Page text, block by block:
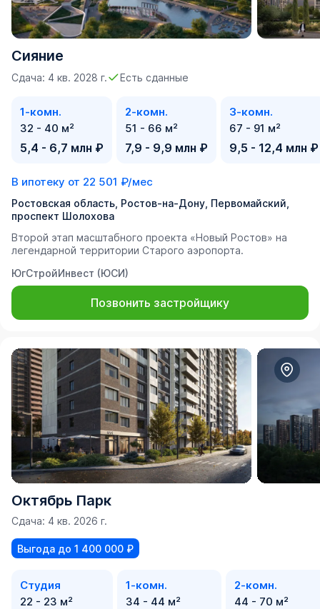
Сияние
Сдача: 4 кв. 2028 г. Есть сданные
1-комн.
32 - 40 м²
5,4 - 6,7 млн ₽
2-комн.
51 - 66 м²
7,9 - 9,9 млн ₽
3-комн.
67 - 91 м²
9,5 - 12,4 млн ₽
В ипотеку от 22 501 ₽/мес
Ростовская область, Ростов-на-Дону, Первомайский,
проспект Шолохова
Второй этап масштабного проекта «Новый Ростов» на
легендарной территории Старого аэропорта.
ЮгСтройИнвест (ЮСИ)
Позвонить застройщику
Октябрь Парк
Сдача: 4 кв. 2026 г.
Выгода до 1 400 000 ₽
Студия
22 - 23 м²
1-комн.
34 - 44 м²
2-комн.
44 - 70 м²